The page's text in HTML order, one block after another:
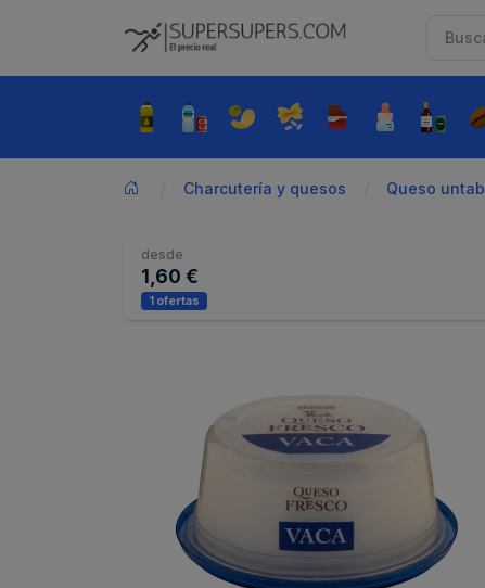
Charcutería y quesos Queso
desde
1,60 €
1 ofertas